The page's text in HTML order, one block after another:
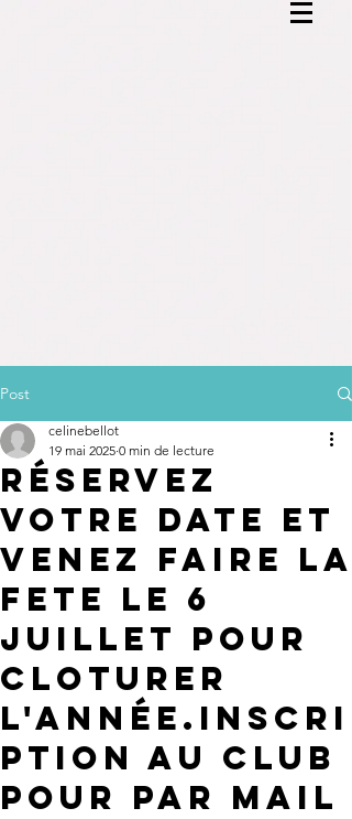
Post
Réservez
votre date et
venez faire la
fete le 6
juillet pour
cloturer
l'année.Inscri
ption au club
pour par mail
celinebellot
19 mai 2025 0 min de lecture